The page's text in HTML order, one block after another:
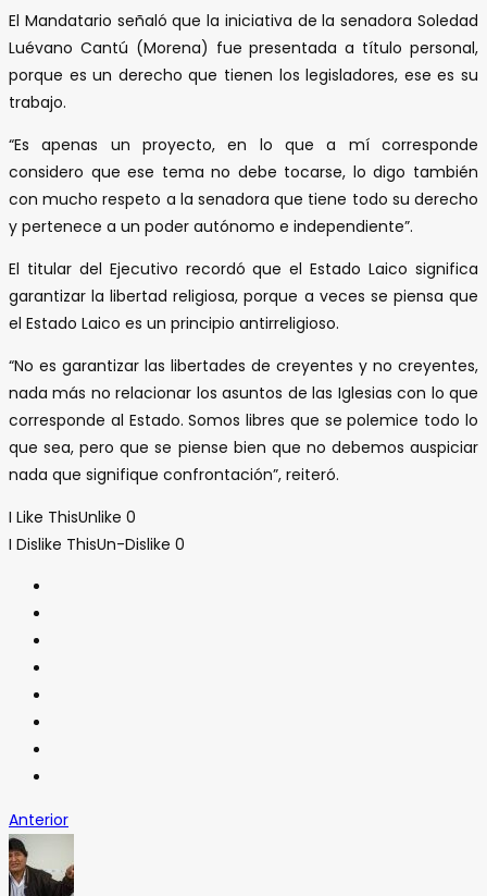
El Mandatario señaló que la iniciativa de la senadora Soledad
Luévano Cantú (Morena) fue presentada a título personal,
porque es un derecho que tienen los legisladores, ese es su
trabajo.
“Es apenas un proyecto, en lo que a mí corresponde
considero que ese tema no debe tocarse, lo digo también
con mucho respeto a la senadora que tiene todo su derecho
y pertenece a un poder autónomo e independiente”.
El titular del Ejecutivo recordó que el Estado Laico significa
garantizar la libertad religiosa, porque a veces se piensa que
el Estado Laico es un principio antirreligioso.
“No es garantizar las libertades de creyentes y no creyentes,
nada más no relacionar los asuntos de las Iglesias con lo que
corresponde al Estado. Somos libres que se polemice todo lo
que sea, pero que se piense bien que no debemos auspiciar
nada que signifique confrontación”, reiteró.
I Like ThisUnlike 0
I Dislike ThisUn-Dislike 0
Anterior